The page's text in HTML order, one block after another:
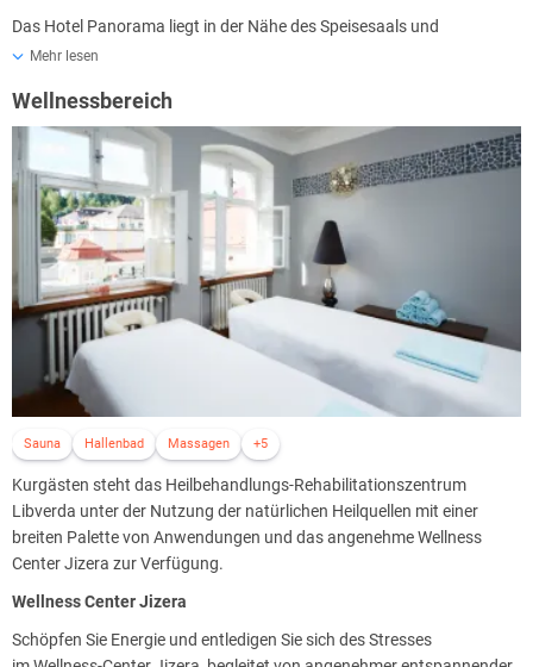
Das Hotel Panorama liegt in der Nähe des Speisesaals und
Restaurants und des Kurparks.
Die Zentralrezeption für Ankünfte in das Spa Resort Libverda ist in
statt.
Mehr lesen
Wellnessbereich
Sauna Hallenbad Massagen +5
Kurgästen steht das Heilbehandlungs-Rehabilitationszentrum
Libverda unter der Nutzung der natürlichen Heilquellen mit einer
breiten Palette von Anwendungen und das angenehme Wellness
Center Jizera zur Verfügung.
Wellness Center Jizera
Schöpfen Sie Energie und entledigen Sie sich des Stresses